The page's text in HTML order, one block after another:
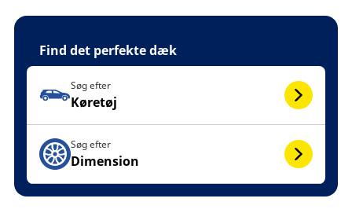
Find det perfekte dæk
Søg efter
Køretøj
Søg efter
Dimension